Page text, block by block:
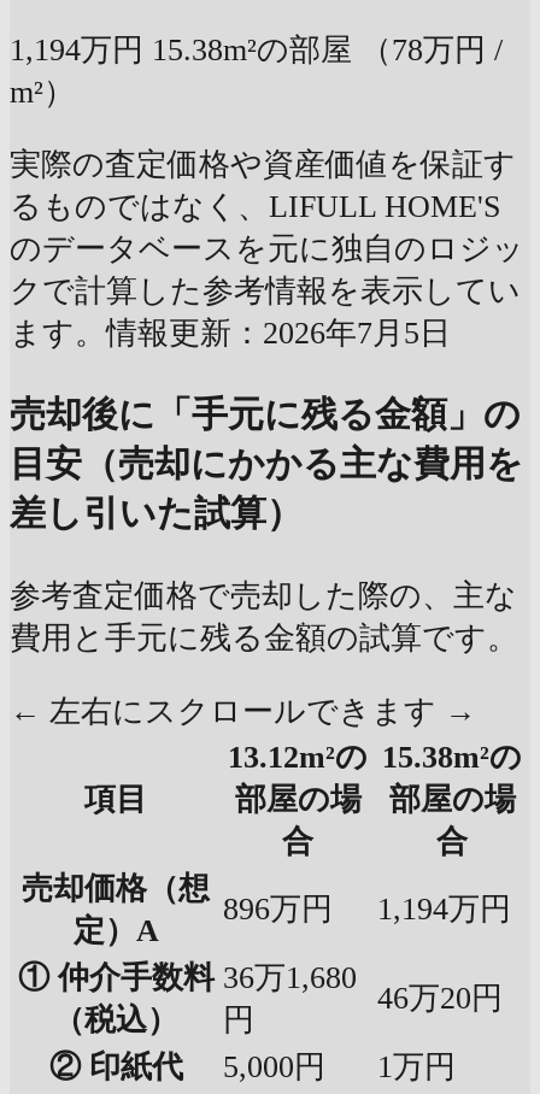
1,194万円 15.38m²の部屋
（78万円 /
m²）
実際の査定価格や資産価値を保証す
るものではなく、LIFULL HOME'S
のデータベースを元に独自のロジッ
クで計算した参考情報を表示してい
ます。情報更新：2026年7月5日
売却後に「手元に残る金額」の
目安（売却にかかる主な費用を
差し引いた試算）
参考査定価格で売却した際の、主な
費用と手元に残る金額の試算です。
← 左右にスクロールできます →
項目
13.12m²の
部屋の場
合
15.38m²の
部屋の場
合
売却価格（想
定）A
896万円
1,194万円
① 仲介手数料
（税込）
36万1,680
円
46万20円
② 印紙代
5,000円
1万円